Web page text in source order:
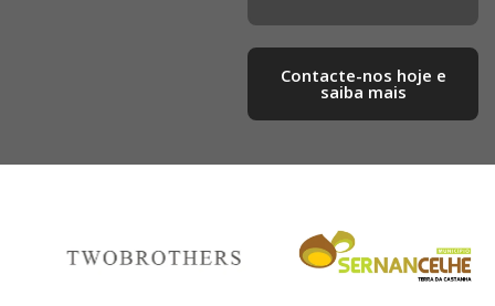
Contacte-nos hoje e
saiba mais​